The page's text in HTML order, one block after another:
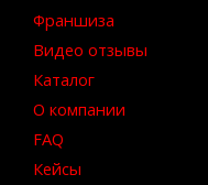
Франшиза
Видео отзывы
Каталог
О компании
FAQ
Кейсы